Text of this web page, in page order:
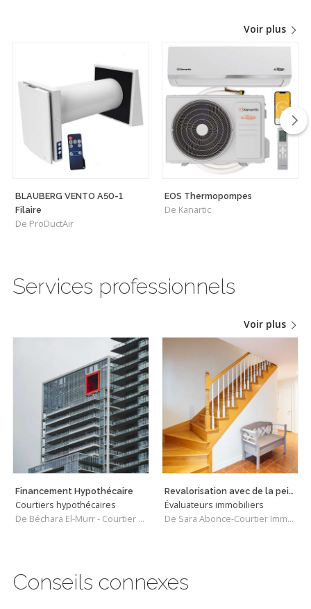
Voir plus
BLAUBERG VENTO A50-1
Filaire
De ProDuctAir
EOS Thermopompes
De Kanartic
Services professionnels
Voir plus
Financement Hypothécaire
Courtiers hypothécaires
De Béchara El-Murr - Courtier Hypothécaire
Revalorisation avec de la peinture à la craie
Évaluateurs immobiliers
De Sara Abonce-Courtier Immobilier Résidentiel et Commercial
Conseils connexes